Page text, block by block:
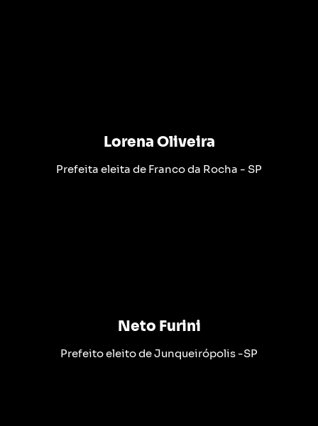
Lorena Oliveira
Prefeita eleita de Franco da Rocha - SP
Neto Furini
Prefeito eleito de Junqueirópolis -SP